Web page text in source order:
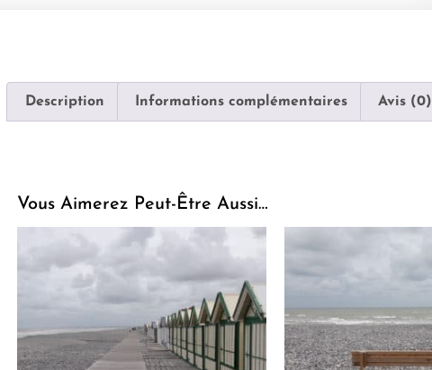
Description Informations complémentaires Avis (0)
Vous Aimerez Peut-Être Aussi…